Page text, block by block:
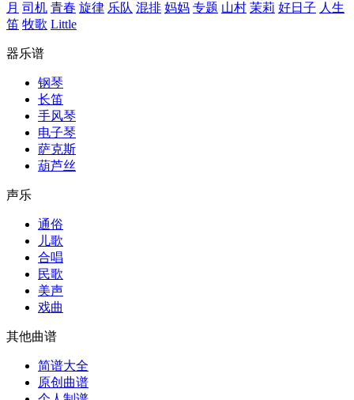
月 司机 青春 旋律 乐队 混排 妈妈 专题 山村 茉莉 好日子 人生
笛 牧歌 Little
器乐谱
钢琴
长笛
手风琴
电子琴
萨克斯
葫芦丝
声乐
通俗
儿歌
合唱
民歌
美声
戏曲
其他曲谱
简谱大全
原创曲谱